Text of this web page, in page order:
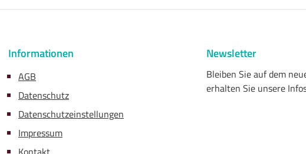
Informationen
AGB
Datenschutz
Datenschutzeinstellungen
Impressum
Newsletter
Bleiben Sie auf dem
erhalten Sie unsere